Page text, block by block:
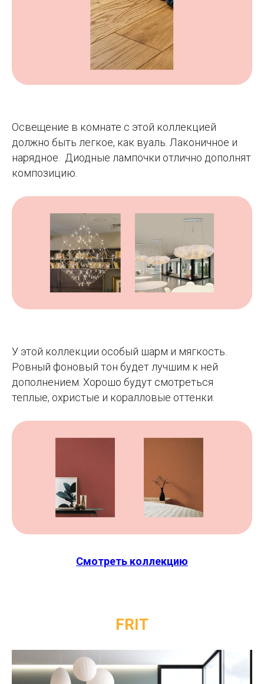
Освещение в комнате с этой коллекцией
должно быть легкое, как вуаль. Лаконичное и
нарядное. Диодные лампочки отлично дополнят
композицию.
У этой коллекции особый шарм и мягкость.
Ровный фоновый тон будет лучшим к ней
дополнением. Хорошо будут смотреться
теплые, охристые и коралловые оттенки.
Смотреть коллекцию
FRIT